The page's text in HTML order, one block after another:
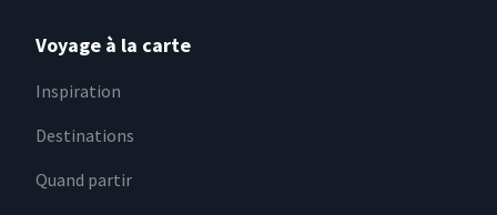
Voyage à la carte
Inspiration
Destinations
Quand partir